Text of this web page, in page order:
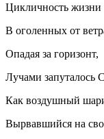
Цикличность жизни
В оголенных от
Опадая за горизонт,
Лучами запуталось
Как воздушный
Вырвавшийся на